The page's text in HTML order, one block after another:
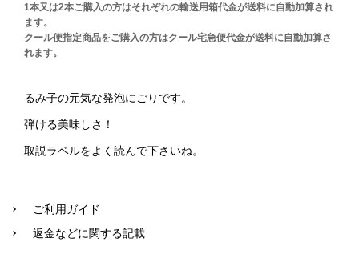
1本又は2本ご購入の方はそれぞれの輸送用箱代金が送料に自動加算され
ます。
クール便指定商品をご購入の方はクール宅急便代金が送料に自動加算さ
れます。
るみ子の元気な発泡にごりです。
弾ける美味しさ！
取説ラベルをよく読んで下さいね。
ご利用ガイド
返金などに関する記載